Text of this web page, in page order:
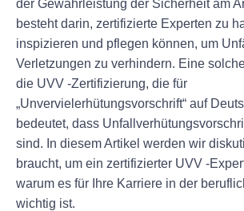
der Gewährleistung der Sicherheit am
besteht darin, zertifizierte Experten zu
inspizieren und pflegen können, um
Verletzungen zu verhindern. Eine
die UVV -Zertifizierung, die für
„Unvervielerhütungsvorschrift“ auf
bedeutet, dass
sind. In diesem Artikel werden wir
braucht, um ein zertifizierter UVV -
warum es für Ihre Karriere in der
wichtig ist.